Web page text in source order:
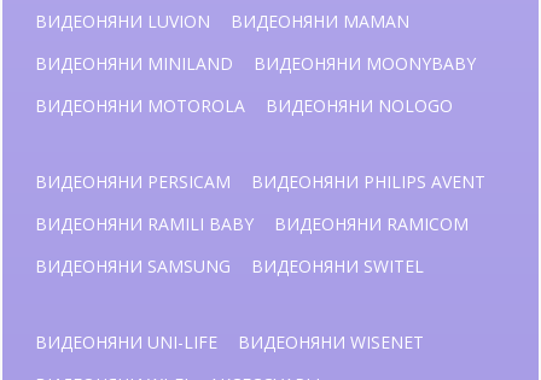
ВИДЕОНЯНИ LUVION
ВИДЕОНЯНИ MAMAN
ВИДЕОНЯНИ MINILAND
ВИДЕОНЯНИ MOONYBABY
ВИДЕОНЯНИ MOTOROLA
ВИДЕОНЯНИ NOLOGO
ВИДЕОНЯНИ PERSICAM
ВИДЕОНЯНИ PHILIPS AVENT
ВИДЕОНЯНИ RAMILI BABY
ВИДЕОНЯНИ RAMICOM
ВИДЕОНЯНИ SAMSUNG
ВИДЕОНЯНИ SWITEL
ВИДЕОНЯНИ UNI-LIFE
ВИДЕОНЯНИ WISENET